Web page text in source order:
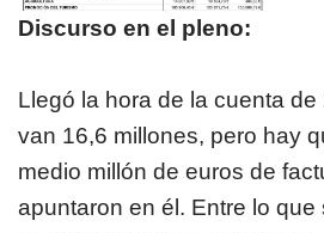
Discurso en el pleno:
Llegó la hora de la cuenta
van 16,6 millones, pero hay
medio millón de euros de
apuntaron en él. Entre lo que